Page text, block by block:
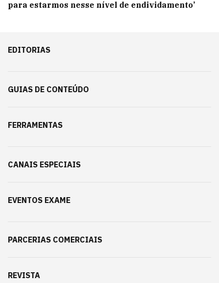
para estarmos nesse nível de endividamento’
EDITORIAS
GUIAS DE CONTEÚDO
FERRAMENTAS
CANAIS ESPECIAIS
EVENTOS EXAME
PARCERIAS COMERCIAIS
REVISTA